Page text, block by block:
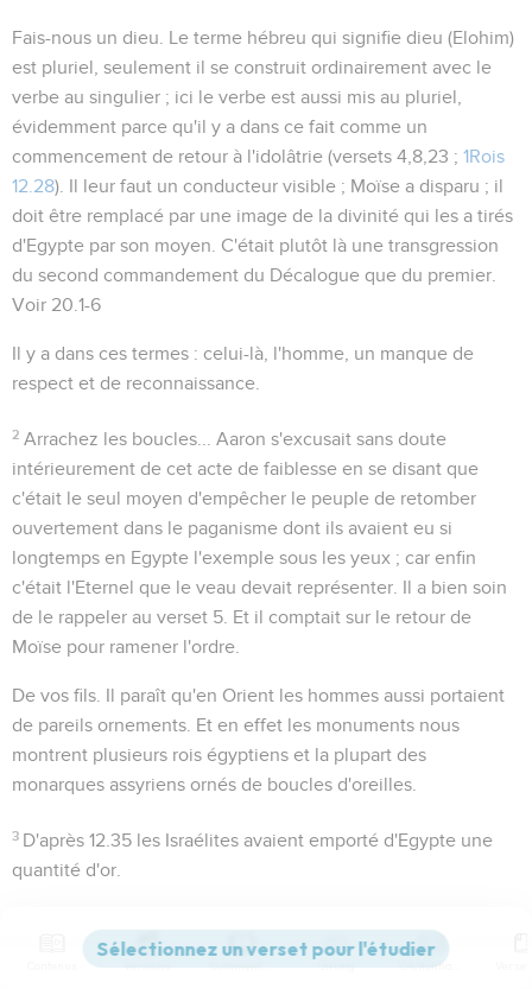
Fais-nous un dieu . Le terme hébreu qui signifie dieu (Elohim)
est pluriel, seulement il se construit ordinairement avec le
verbe au singulier ; ici le verbe est aussi mis au pluriel,
évidemment parce qu'il y a dans ce fait comme un
commencement de retour à l'idolâtrie (versets 4,8,23 ; 1Rois
12.28). Il leur faut un conducteur visible ; Moïse a disparu ; il
doit être remplacé par une image de la divinité qui les a tirés
d'Egypte par son moyen. C'était plutôt là une transgression
du second commandement du Décalogue que du premier.
Voir 20.1-6
Il y a dans ces termes : celui-là, l'homme , un manque de
respect et de reconnaissance.
2 Arrachez les boucles...
Aaron s'excusait sans doute
intérieurement de cet acte de faiblesse en se disant que
c'était le seul moyen d'empêcher le peuple de retomber
ouvertement dans le paganisme dont ils avaient eu si
longtemps en Egypte l'exemple sous les yeux ; car enfin
c'était l'Eternel que le veau devait représenter. Il a bien soin
de le rappeler au verset 5. Et il comptait sur le retour de
Moïse pour ramener l'ordre.
De vos fils . Il paraît qu'en Orient les hommes aussi portaient
de pareils ornements. Et en effet les monuments nous
montrent plusieurs rois égyptiens et la plupart des
monarques assyriens ornés de boucles d'oreilles.
3 D'après12.35 les Israélites avaient emporté d'Egypte une
quantité d'or.
Le travailla au burin. Traduction incertaine ; d'autres
entendent :le jeta au moule.
Versions Commentaires Strong